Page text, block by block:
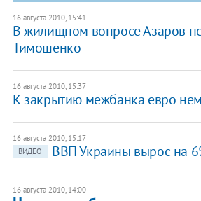
16 августа 2010, 15:41
В жилищном вопросе Азаров не
Тимошенко
16 августа 2010, 15:37
К закрытию межбанка евро
16 августа 2010, 15:17
ВИДЕО
ВВП Украины вырос на
16 августа 2010, 14:00